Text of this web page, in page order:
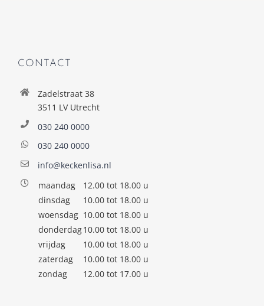
CONTACT
Zadelstraat 38
3511 LV Utrecht
030 240 0000
030 240 0000
info@keckenlisa.nl
maandag
12.00 tot 18.00 u
dinsdag
10.00 tot 18.00 u
woensdag 10.00 tot 18.00 u
donderdag10.00 tot 18.00 u
vrijdag
10.00 tot 18.00 u
zaterdag
10.00 tot 18.00 u
zondag
12.00 tot 17.00 u